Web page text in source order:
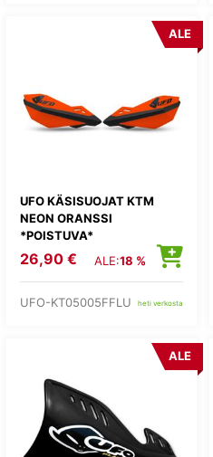
UFO KÄSISUOJAT KTM
NEON ORANSSI
*POISTUVA*
ALE
26,90 € ALE:18 %
UFO-KT05005FFLU heti verkosta
ALE